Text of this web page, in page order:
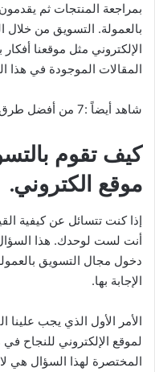
بمراجعة المنتجات ثم
بالعمولة. التسويق من خلال
الإلكتروني مثل موقعنا
المقالات الموجودة في هذا
شاهد أيضاً :7 من أفضل طرق التسويق بالعمولة بدون موقع .
كيف تقوم
موقع الكتروني.
إذا كنت تتسائل عن كيفية
أنت لست لوحدك. هذا
دخول مجال التسويق
الإجابة بها.
الأمر الأول الذي يجب علينا
لموقع الإلكتروني للنجاح في
المختصرة لهذا السؤال هي